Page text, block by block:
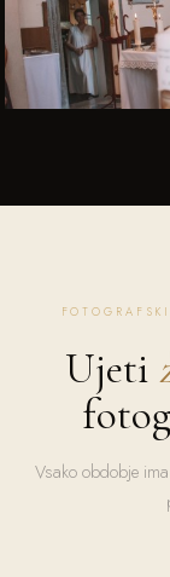
Ujeti
Vsako obdobje